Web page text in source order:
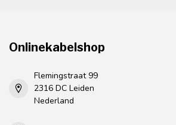
Onlinekabelshop
Flemingstraat 99
2316 DC Leiden
Nederland